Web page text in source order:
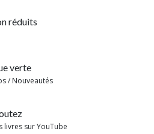
réduits
verte
/ Nouveautés
livres sur YouTube